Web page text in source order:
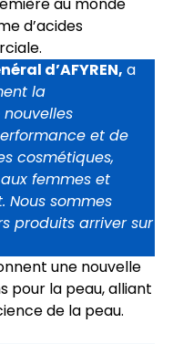
d’acides
d’AFYREN, a
la
et de
cosmétiques,
femmes et
Nous sommes
produits arriver sur
une nouvelle
pour la peau, alliant
de la peau.